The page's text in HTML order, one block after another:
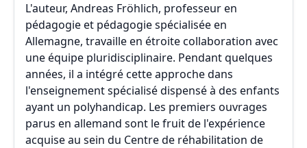
L'auteur, Andreas Fröhlich, professeur en
pédagogie et pédagogie spécialisée en
Allemagne, travaille en étroite collaboration avec
une équipe pluridisciplinaire. Pendant quelques
années, il a intégré cette approche dans
l'enseignement spécialisé dispensé à des enfants
ayant un polyhandicap. Les premiers ouvrages
parus en allemand sont le fruit de l'expérience
acquise au sein du Centre de réhabilitation de